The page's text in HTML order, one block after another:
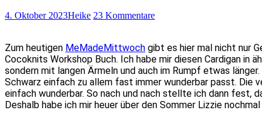
4. Oktober 2023Heike 23 Kommentare
Zum heutigen MeMadeMittwoch gibt es hier mal nicht nur
Cocoknits Workshop Buch. Ich habe mir diesen Cardigan in
sondern mit langen Ärmeln und auch im Rumpf etwas
Schwarz einfach zu allem fast immer wunderbar passt. Die
einfach wunderbar. So nach und nach stellte ich dann fest,
Deshalb habe ich mir heuer über den Sommer Lizzie